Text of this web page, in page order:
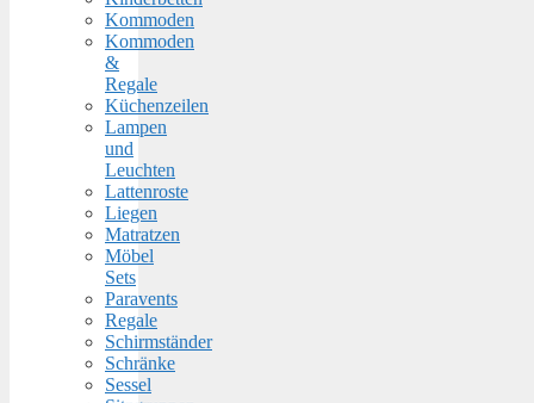
Kommoden
Kommoden
&
Regale
Küchenzeilen
Lampen
und
Leuchten
Lattenroste
Liegen
Matratzen
Möbel
Sets
Paravents
Regale
Schirmständer
Schränke
Sessel